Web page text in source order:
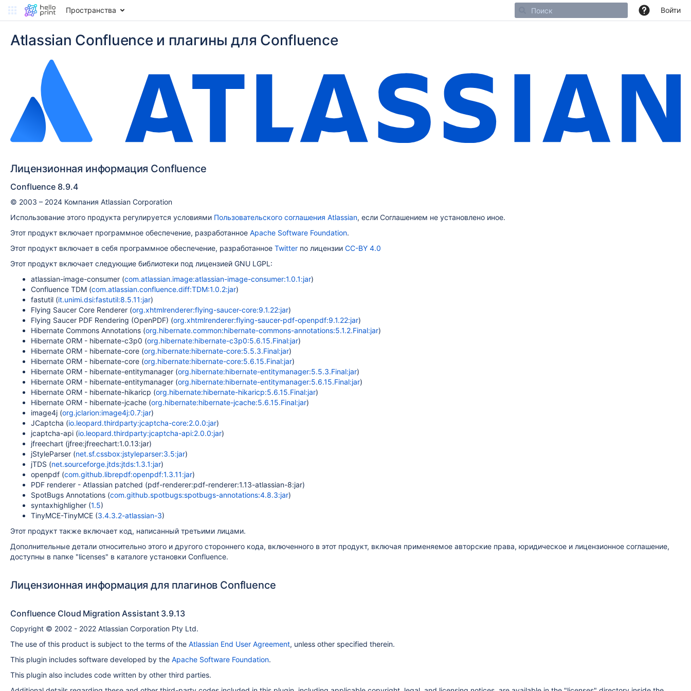
Пространства Войти
Atlassian Confluence и плагины для Confluence
Лицензионная информация Confluence
Confluence 8.9.4
© 2003 – 2024 Компания Atlassian Corporation
Использование этого продукта регулируется условиями Пользовательского соглашения Atlassian, если Соглашением не установлено иное.
Этот продукт включает программное обеспечение, разработанное Apache Software Foundation.
Этот продукт включает в себя программное обеспечение, разработанное Twitter по лицензии CC-BY 4.0
Этот продукт включает следующие библиотеки под лицензией GNU LGPL:
atlassian-image-consumer (com.atlassian.image:atlassian-image-consumer:1.0.1:jar)
Confluence TDM (com.atlassian.confluence.diff:TDM:1.0.2:jar)
fastutil (it.unimi.dsi:fastutil:8.5.11:jar)
Flying Saucer Core Renderer (org.xhtmlrenderer:flying-saucer-core:9.1.22:jar)
Flying Saucer PDF Rendering (OpenPDF) (org.xhtmlrenderer:flying-saucer-pdf-openpdf:9.1.22:jar)
Hibernate Commons Annotations (org.hibernate.common:hibernate-commons-annotations:5.1.2.Final:jar)
Hibernate ORM - hibernate-c3p0 (org.hibernate:hibernate-c3p0:5.6.15.Final:jar)
Hibernate ORM - hibernate-core (org.hibernate:hibernate-core:5.5.3.Final:jar)
Hibernate ORM - hibernate-core (org.hibernate:hibernate-core:5.6.15.Final:jar)
Hibernate ORM - hibernate-entitymanager (org.hibernate:hibernate-entitymanager:5.5.3.Final:jar)
Hibernate ORM - hibernate-entitymanager (org.hibernate:hibernate-entitymanager:5.6.15.Final:jar)
Hibernate ORM - hibernate-hikaricp (org.hibernate:hibernate-hikaricp:5.6.15.Final:jar)
Hibernate ORM - hibernate-jcache (org.hibernate:hibernate-jcache:5.6.15.Final:jar)
image4j (org.jclarion:image4j:0.7:jar)
JCaptcha (io.leopard.thirdparty:jcaptcha-core:2.0.0:jar)
jcaptcha-api (io.leopard.thirdparty:jcaptcha-api:2.0.0:jar)
jfreechart (jfree:jfreechart:1.0.13:jar)
jStyleParser (net.sf.cssbox:jstyleparser:3.5:jar)
jTDS (net.sourceforge.jtds:jtds:1.3.1:jar)
openpdf (com.github.librepdf:openpdf:1.3.11:jar)
PDF renderer - Atlassian patched (pdf-renderer:pdf-renderer:1.13-atlassian-8:jar)
SpotBugs Annotations (com.github.spotbugs:spotbugs-annotations:4.8.3:jar)
syntaxhighligher (1.5)
TinyMCE-TinyMCE (3.4.3.2-atlassian-3)
Этот продукт также включает код, написанный третьими лицами.
Дополнительные детали относительно этого и другого стороннего кода, включенного в этот продукт, включая применяемое авторские права, юридическое и лицензионное соглашение,
доступны в папке "licenses" в каталоге установки Confluence.
Лицензионная информация для плагинов Confluence
Confluence Cloud Migration Assistant 3.9.13
Copyright © 2002 - 2022 Atlassian Corporation Pty Ltd.
The use of this product is subject to the terms of the Atlassian End User Agreement, unless other specified therein.
This plugin includes software developed by the Apache Software Foundation.
This plugin also includes code written by other third parties.